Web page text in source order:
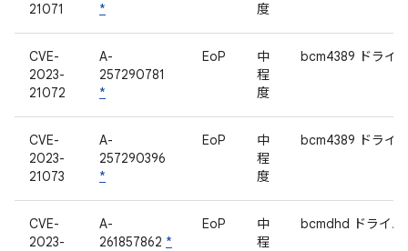
21071
*
度
CVE-
2023-
21072
A-
257290781
*
EoP
中
程
度
bcm4389 ドライ
CVE-
2023-
21073
A-
257290396
*
EoP
中
程
度
bcm4389 ドライ
CVE-
2023-
A-
261857862 *
EoP
中
程
bcmdhd ドライバ